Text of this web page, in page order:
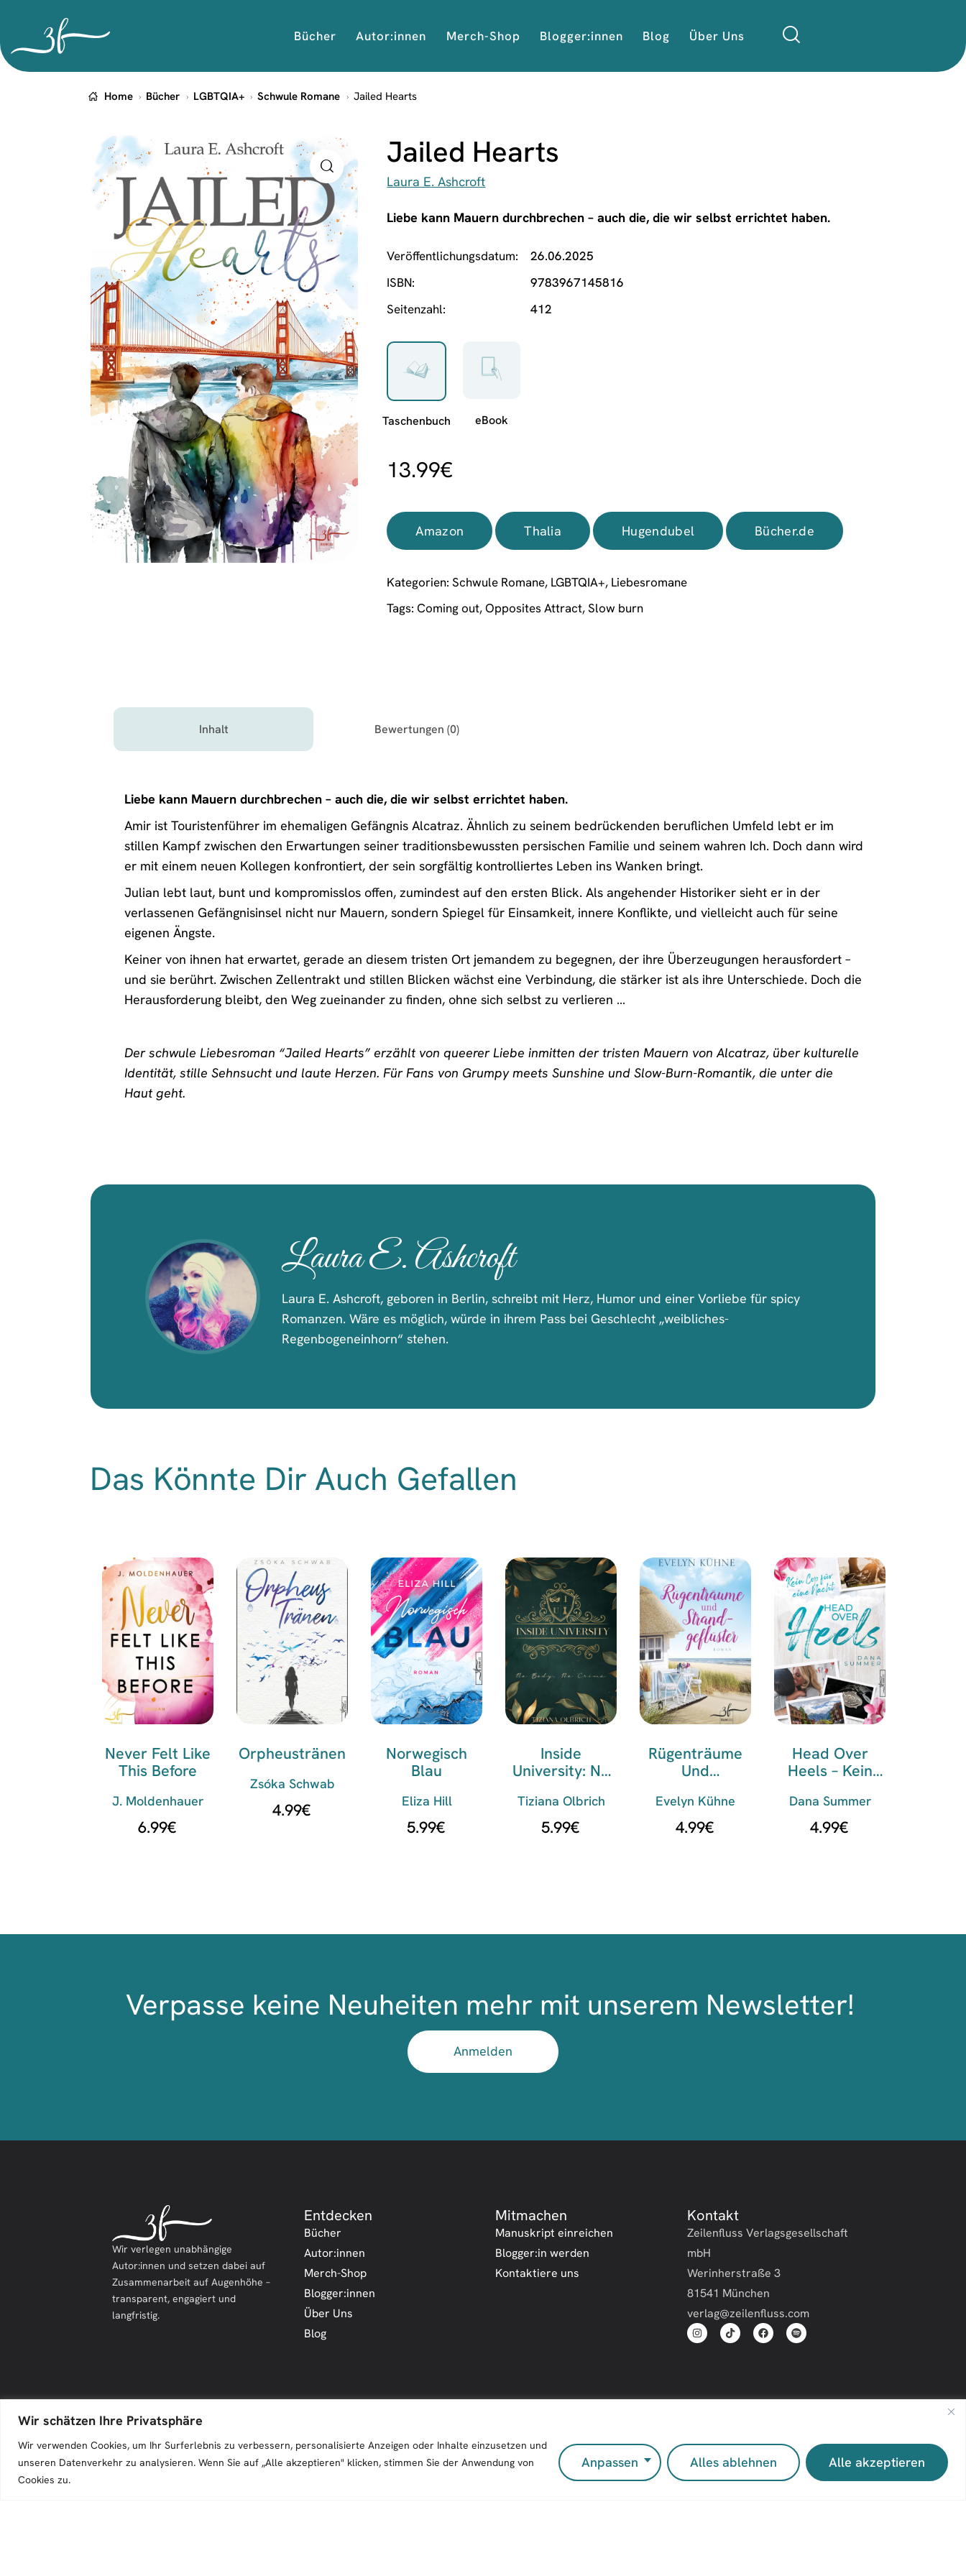
Wir schätzen Ihre Privatsphäre
Wir verwenden Cookies, um Ihr Surferlebnis zu verbessern, personalisierte Anzeigen oder Inhalte einzusetzen und
unseren Datenverkehr zu analysieren. Wenn Sie auf „Alle akzeptieren" klicken, stimmen Sie der Anwendung von
Cookies zu.
Anpassen Alles ablehnen Alle akzeptieren
Bücher Autor:innen Merch-Shop Blogger:innen Blog Über Uns
Home Bücher LGBTQIA+ Schwule Romane Jailed Hearts
Jailed Hearts
Laura E. Ashcroft
Liebe kann Mauern durchbrechen – auch die, die wir selbst errichtet haben.
Veröffentlichungsdatum
26.06.2025
ISBN
9783967145816
Seitenzahl
412
13.99€
Amazon Thalia Hugendubel Bücher.de
Kategorien:Schwule Romane, LGBTQIA+, Liebesromane
Tags:Coming out,Opposites Attract,Slow burn
Inhalt Bewertungen (0)
Liebe kann Mauern durchbrechen – auch die, die wir selbst errichtet haben.
Amir ist Touristenführer im ehemaligen Gefängnis Alcatraz. Ähnlich zu seinem bedrückenden beruflichen Umfeld lebt er im
stillen Kampf zwischen den Erwartungen seiner traditionsbewussten persischen Familie und seinem wahren Ich. Doch dann wird
er mit einem neuen Kollegen konfrontiert, der sein sorgfältig kontrolliertes Leben ins Wanken bringt.
Julian lebt laut, bunt und kompromisslos offen, zumindest auf den ersten Blick. Als angehender Historiker sieht er in der
verlassenen Gefängnisinsel nicht nur Mauern, sondern Spiegel für Einsamkeit, innere Konflikte, und vielleicht auch für seine
eigenen Ängste.
Keiner von ihnen hat erwartet, gerade an diesem tristen Ort jemandem zu begegnen, der ihre Überzeugungen herausfordert –
und sie berührt. Zwischen Zellentrakt und stillen Blicken wächst eine Verbindung, die stärker ist als ihre Unterschiede. Doch die
Herausforderung bleibt, den Weg zueinander zu finden, ohne sich selbst zu verlieren …
Der schwule Liebesroman “Jailed Hearts” erzählt von queerer Liebe inmitten der tristen Mauern von Alcatraz, über kulturelle
Identität, stille Sehnsucht und laute Herzen. Für Fans von Grumpy meets Sunshine und Slow-Burn-Romantik, die unter die
Haut geht.
Laura E. Ashcroft
Laura E. Ashcroft, geboren in Berlin, schreibt mit Herz, Humor und einer Vorliebe für spicy
Romanzen. Wäre es möglich, würde in ihrem Pass bei Geschlecht „weibliches-
Regenbogeneinhorn“ stehen.
Das Könnte Dir Auch Gefallen
Never Felt Like
This Before
J. Moldenhauer
6.99€
Orpheustränen
Zsóka Schwab
4.99€
Norwegisch
Blau
Eliza Hill
5.99€
Inside
University: No
Tiziana Olbrich
5.99€
Rügenträume
Und
Evelyn Kühne
4.99€
Head Over
Heels – Kein
Nacht
Dana Summer
4.99€
Verpasse keine Neuheiten mehr mit unserem Newsletter!
Anmelden
Wir verlegen unabhängige
Autor:innen und setzen dabei auf
Zusammenarbeit auf Augenhöhe –
transparent, engagiert und
langfristig.
Entdecken
Bücher
Autor:innen
Merch-Shop
Blogger:innen
Über Uns
Blog
Mitmachen
Manuskript einreichen
Blogger:in werden
Kontaktiere uns
Kontakt
Zeilenfluss Verlagsgesellschaft
mbH
Werinherstraße 3
81541 München
verlag@zeilenfluss.com
Zeilenfluss © 2026. All Rights Reserved.